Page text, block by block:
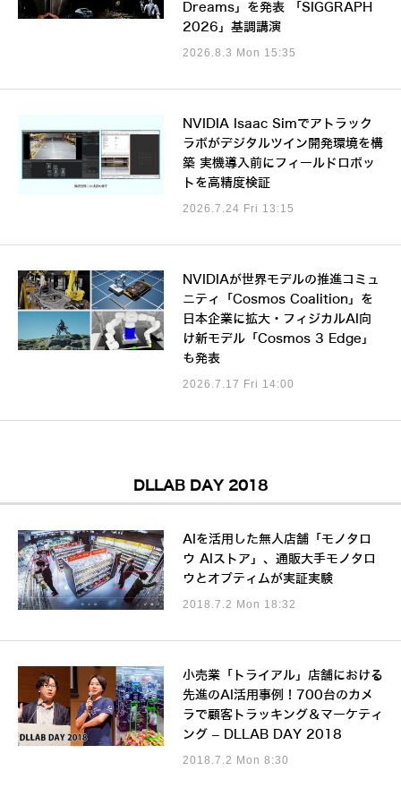
Dreams」を発表 「SIGGRAPH
2026」基調講演
2026.8.3 Mon 15:35
NVIDIA Isaac Simでアトラック
ラボがデジタルツイン開発環境を構
築 実機導入前にフィールドロボッ
トを高精度検証
2026.7.24 Fri 13:15
NVIDIAが世界モデルの推進コミュ
ニティ「Cosmos Coalition」を
日本企業に拡大・フィジカルAI向
け新モデル「Cosmos 3 Edge」
も発表
2026.7.17 Fri 14:00
DLLAB DAY 2018
AIを活用した無人店舗「モノタロ
ウ AIストア」、通販大手モノタロ
ウとオプティムが実証実験
2018.7.2 Mon 18:32
小売業「トライアル」店舗における
先進のAI活用事例！700台のカメ
ラで顧客トラッキング＆マーケティ
ング – DLLAB DAY 2018
2018.7.2 Mon 8:30